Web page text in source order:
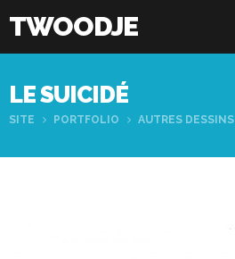
TWOODJE
LE SUICIDÉ
SITE PORTFOLIO AUTRES DESSINS